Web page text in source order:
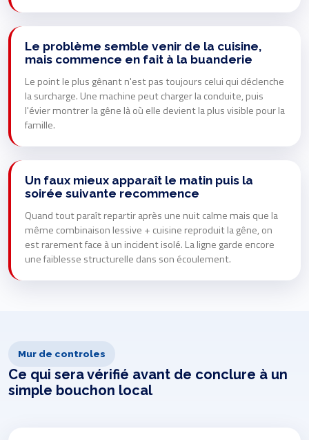
Le problème semble venir de la cuisine,
mais commence en fait à la buanderie
Le point le plus gênant n'est pas toujours celui qui déclenche
la surcharge. Une machine peut charger la conduite, puis
l'évier montrer la gêne là où elle devient la plus visible pour la
famille.
Un faux mieux apparaît le matin puis la
soirée suivante recommence
Quand tout paraît repartir après une nuit calme mais que la
même combinaison lessive + cuisine reproduit la gêne, on
est rarement face à un incident isolé. La ligne garde encore
une faiblesse structurelle dans son écoulement.
Mur de controles
Ce qui sera vérifié avant de conclure à un
simple bouchon local